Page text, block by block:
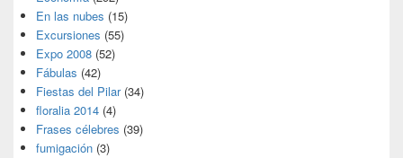
En las nubes (15)
Excursiones (55)
Expo 2008 (52)
Fábulas (42)
Fiestas del Pilar(34)
floralia 2014 (4)
Frases célebres (39)
fumigación (3)